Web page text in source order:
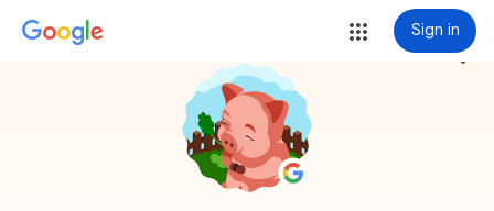
Sign in
more_vert